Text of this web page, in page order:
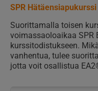
SPR
Suorittamalla toisen
voimassaoloaikaa SPR
kurssitodistukseen.
vanhentua, tulee
jotta voit osallistua